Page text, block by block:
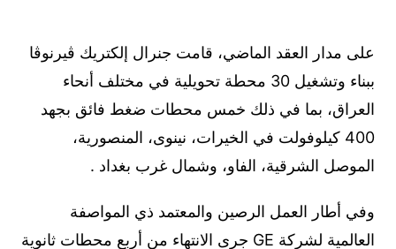
على مدار العقد الماضي، قامت جنرال إلكتريك ڤيرنوڤا
ببناء وتشغيل 30 محطة تحويلية في مختلف أنحاء
العراق، بما في ذلك خمس محطات ضغط فائق بجهد
400 كيلوفولت في الخيرات، نينوى، المنصورية،
الموصل الشرقية، الفاو، وشمال غرب بغداد .
وفي أطار العمل الرصين والمعتمد ذي المواصفة
العالمية لشركة GE جرى الانتهاء من أربع محطات ثانوية